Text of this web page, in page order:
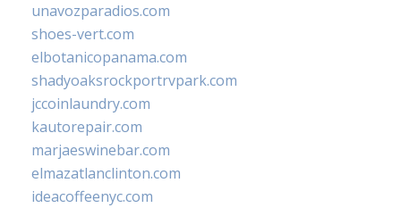
unavozparadios.com
shoes-vert.com
elbotanicopanama.com
shadyoaksrockportrvpark.com
jccoinlaundry.com
kautorepair.com
marjaeswinebar.com
elmazatlanclinton.com
ideacoffeenyc.com